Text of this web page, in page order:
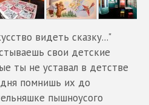
видеть сказку..."
свои детские
ты не уставал в детстве
помнишь их до
пышноусого